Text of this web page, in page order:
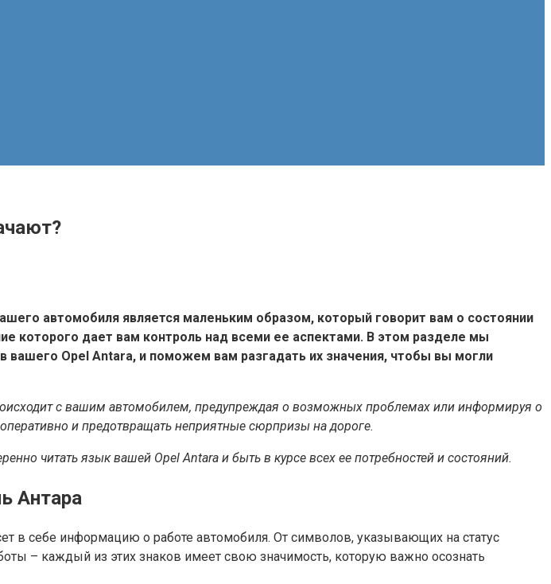
автомобиля является маленьким образом, который говорит вам о состоянии
которого дает вам контроль над всеми ее аспектами. В этом разделе мы
вашего Opel Antara, и поможем вам разгадать их значения, чтобы вы могли
с вашим автомобилем, предупреждая о возможных проблемах или информируя о
и предотвращать неприятные сюрпризы на дороге.
читать язык вашей Opel Antara и быть в курсе всех ее потребностей и состояний.
Антара
в себе информацию о работе автомобиля. От символов, указывающих на статус
– каждый из этих знаков имеет свою значимость, которую важно осознать